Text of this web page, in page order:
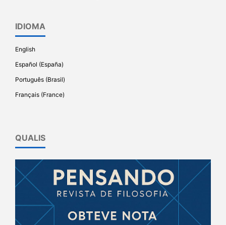
IDIOMA
English
Español (España)
Português (Brasil)
Français (France)
QUALIS